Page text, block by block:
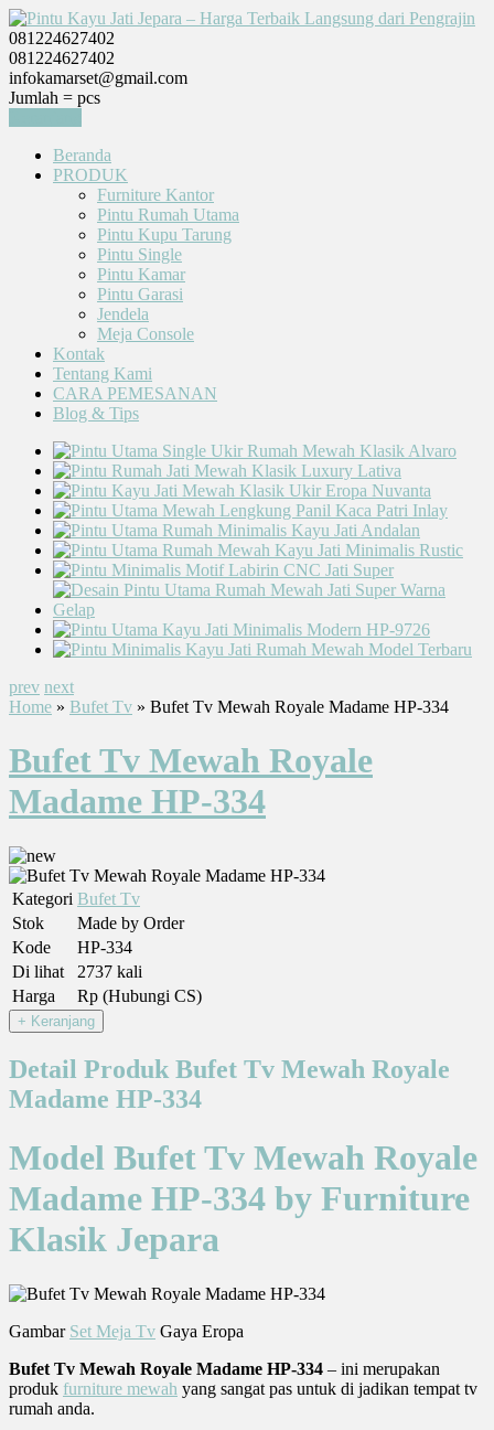
081224627402
081224627402
infokamarset@gmail.com
Jumlah = pcs
Beranda
PRODUK
Furniture Kantor
Pintu Rumah Utama
Pintu Kupu Tarung
Pintu Single
Pintu Kamar
Pintu Garasi
Jendela
Meja Console
Kontak
Tentang Kami
CARA PEMESANAN
Blog & Tips
prev next
Home » Bufet Tv » Bufet Tv Mewah Royale Madame HP-334
Bufet Tv Mewah Royale
Madame HP-334
Kategori Bufet Tv
Stok
Made by Order
Kode
HP-334
Di lihat
2737 kali
Harga
Rp (Hubungi CS)
Detail Produk Bufet Tv Mewah Royale
Madame HP-334
Model Bufet Tv Mewah Royale
Madame HP-334 by Furniture
Klasik Jepara
Gambar Set Meja Tv Gaya Eropa
Bufet Tv Mewah Royale Madame HP-334 – ini merupakan
produk furniture mewah yang sangat pas untuk di jadikan tempat tv
rumah anda.